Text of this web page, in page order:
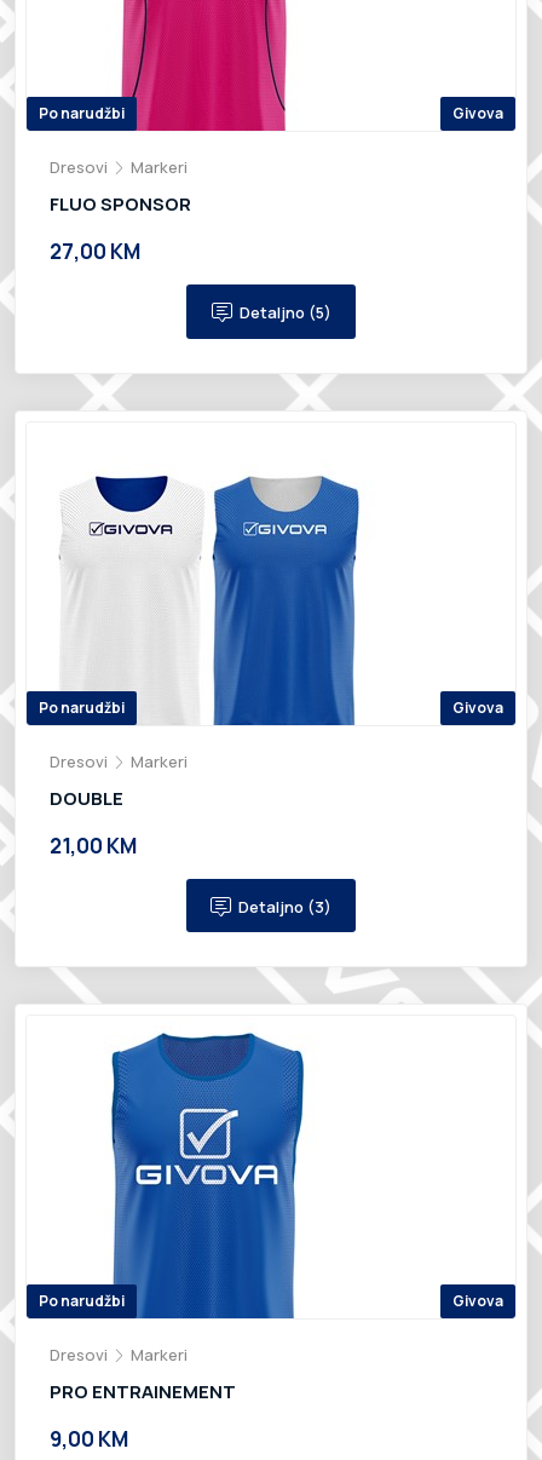
Po narudžbi Givova
Dresovi Markeri
FLUO SPONSOR
27,00 KM
Detaljno (5)
Po narudžbi Givova
Dresovi Markeri
DOUBLE
21,00 KM
Detaljno (3)
Po narudžbi Givova
Dresovi Markeri
PRO ENTRAINEMENT
9,00 KM